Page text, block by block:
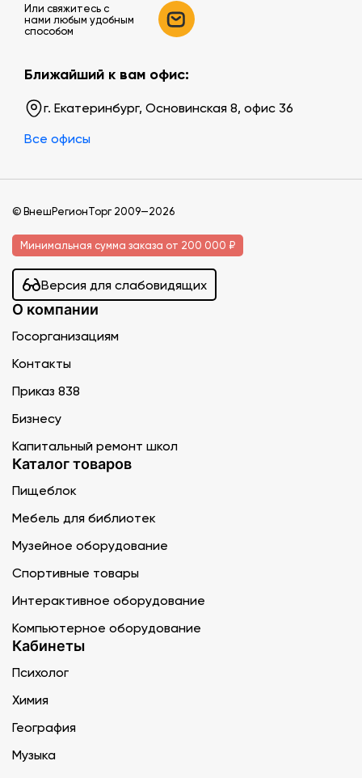
Или свяжитесь c
нами любым удобным
способом
Ближайший к вам офис:
г. Екатеринбург, Основинская 8, офис 36
Все офисы
© ВнешРегионТорг 2009—2026
Минимальная сумма заказа от 200 000 ₽
Версия для слабовидящих
О компании
Госорганизациям
Контакты
Приказ 838
Бизнесу
Капитальный ремонт школ
Каталог товаров
Пищеблок
Мебель для библиотек
Музейное оборудование
Спортивные товары
Интерактивное оборудование
Компьютерное оборудование
Кабинеты
Психолог
Химия
География
Музыка